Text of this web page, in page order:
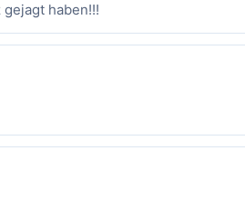
haben!!!